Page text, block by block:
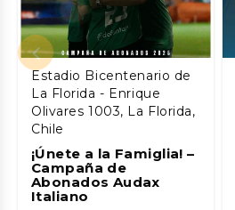
Estadio Bicentenario de
La Florida - Enrique
Olivares 1003, La Florida,
Chile
¡Únete a la Famiglia! –
Campaña de
Abonados Audax
Italiano